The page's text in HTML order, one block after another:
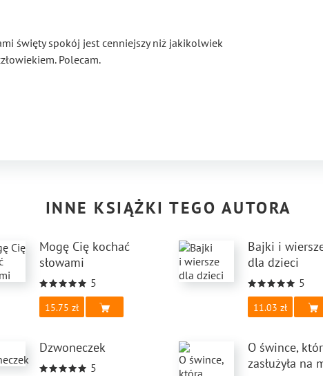
święty spokój jest cenniejszy niż jakikolwiek
Polecam.
INNE KSIĄŻKI TEGO AUTORA
Mogę Cię kochać
słowami
5
15.75
Bajki i
dla dzieci
5
11.03
Dzwoneczek
5
O śwince,
zasłużyła na